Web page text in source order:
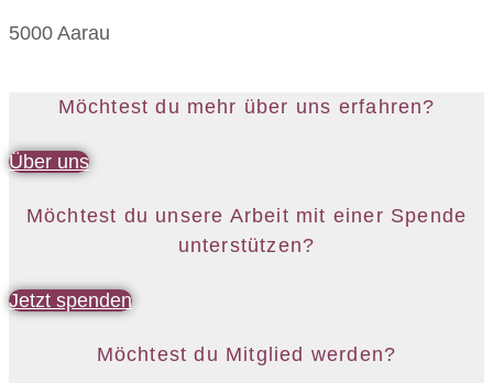
5000 Aarau
Möchtest du mehr über uns erfahren?
Über uns
Möchtest du unsere Arbeit mit einer Spende
unterstützen?
Jetzt spenden
Möchtest du Mitglied werden?